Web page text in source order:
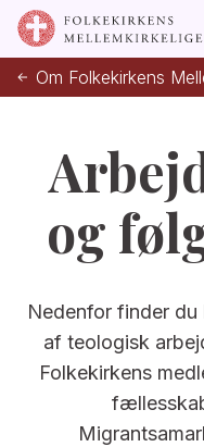
Om Folkekirkens
og
Nedenfor finder
af teologisk
Folkekirkens